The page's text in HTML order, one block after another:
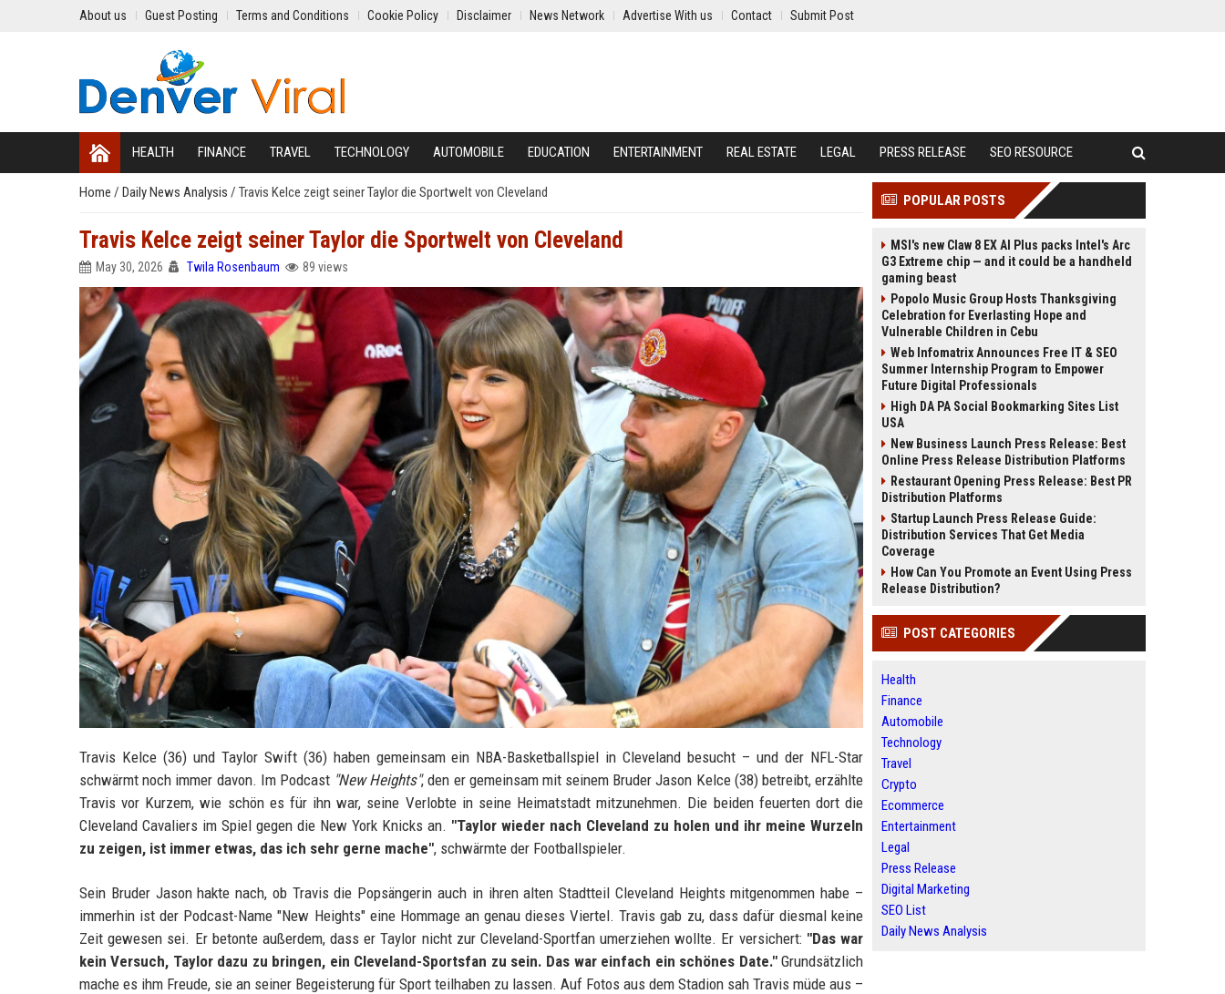
About us Guest Posting Terms and Conditions Cookie Policy Disclaimer News Network Advertise With us Contact Submit Post
HEALTH FINANCE TRAVEL TECHNOLOGY AUTOMOBILE EDUCATION ENTERTAINMENT REAL ESTATE LEGAL PRESS RELEASE SEO RESOURCE
Home / Daily News Analysis / Travis Kelce zeigt seiner Taylor die Sportwelt von Cleveland
Travis Kelce zeigt seiner Taylor die Sportwelt von Cleveland
May 30, 2026 Twila Rosenbaum 89 views
Travis Kelce (36) und Taylor Swift (36) haben gemeinsam ein NBA-Basketballspiel in Cleveland besucht – und der NFL-Star
schwärmt noch immer davon. Im Podcast "New Heights", den er gemeinsam mit seinem Bruder Jason Kelce (38) betreibt, erzählte
Travis vor Kurzem, wie schön es für ihn war, seine Verlobte in seine Heimatstadt mitzunehmen. Die beiden feuerten dort die
Cleveland Cavaliers im Spiel gegen die New York Knicks an. "Taylor wieder nach Cleveland zu holen und ihr meine Wurzeln
zu zeigen, ist immer etwas, das ich sehr gerne mache", schwärmte der Footballspieler.
Sein Bruder Jason hakte nach, ob Travis die Popsängerin auch in ihren alten Stadtteil Cleveland Heights mitgenommen habe –
immerhin ist der Podcast-Name "New Heights" eine Hommage an genau dieses Viertel. Travis gab zu, dass dafür diesmal keine
Zeit gewesen sei. Er betonte außerdem, dass er Taylor nicht zur Cleveland-Sportfan umerziehen wollte. Er versichert: "Das war
kein Versuch, Taylor dazu zu bringen, ein Cleveland-Sportsfan zu sein. Das war einfach ein schönes Date."Grundsätzlich
mache es ihm Freude, sie an seiner Begeisterung für Sport teilhaben zu lassen. Auf Fotos aus dem Stadion sah Travis müde aus –
POPULAR POSTS
MSI's new Claw 8 EX AI Plus packs Intel's Arc
G3 Extreme chip — and it could be a handheld
gaming beast
Popolo Music Group Hosts Thanksgiving
Celebration for Everlasting Hope and
Vulnerable Children in Cebu
Web Infomatrix Announces Free IT & SEO
Summer Internship Program to Empower
Future Digital Professionals
High DA PA Social Bookmarking Sites List
USA
New Business Launch Press Release: Best
Online Press Release Distribution Platforms
Restaurant Opening Press Release: Best PR
Distribution Platforms
Startup Launch Press Release Guide:
Distribution Services That Get Media
Coverage
How Can You Promote an Event Using Press
Release Distribution?
POST CATEGORIES
Health
Finance
Automobile
Technology
Travel
Crypto
Ecommerce
Entertainment
Legal
Press Release
Digital Marketing
SEO List
Daily News Analysis